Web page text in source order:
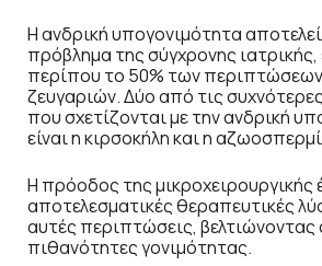
Η ανδρική υπογονιμότητα
πρόβλημα της σύγχρονης
περίπου το 50% των
ζευγαριών. Δύο από τις
που σχετίζονται με την ανδρική
είναι η κιρσοκήλη και η
Η πρόοδος της μικροχειρουργικής
αποτελεσματικές θεραπευτικές
αυτές περιπτώσεις, βελτιώνοντας
πιθανότητες γονιμότητας.